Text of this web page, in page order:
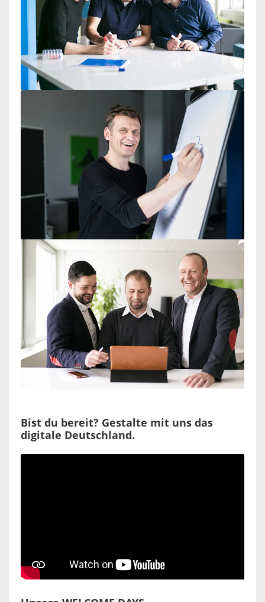
Bist du bereit? Gestalte mit uns das
digitale Deutschland.